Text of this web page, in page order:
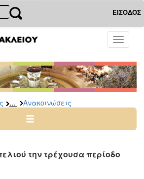
ΕΙΣΟΔΟΣ
Toggle
... Ανακοινώσεις
την τρέχουσα περίοδο